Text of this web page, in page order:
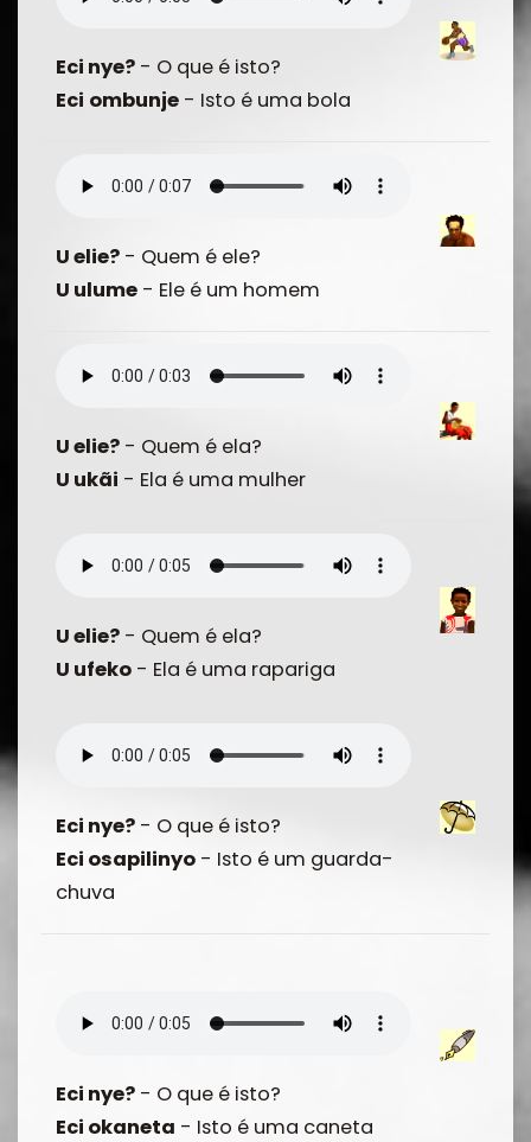
Eci nye? - O que é isto?
Eci ombunje - Isto é uma bola
U elie? - Quem é ele?
U ulume - Ele é um homem
U elie? - Quem é ela?
U ukãi - Ela é uma mulher
U elie? - Quem é ela?
U ufeko - Ela é uma rapariga
Eci nye? - O que é isto?
Eci osapilinyo - Isto é um guarda-
chuva
Eci nye? - O que é isto?
Eci okaneta - Isto é uma caneta